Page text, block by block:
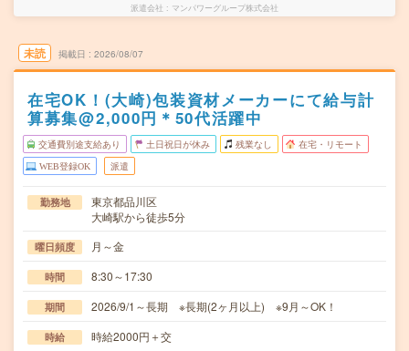
派遣会社 マンパワーグループ株式会社
未読 掲載日 2026/08/07
在宅OK！(大崎)包装資材メーカーにて給与計
算募集@2,000円＊50代活躍中
交通費別途支給あり 土日祝日が休み 残業なし 在宅・リモート
WEB登録OK 派遣
勤務地
東京都品川区
大崎駅から徒歩5分
曜日頻度 月～金
時間 8:30～17:30
期間 2026/9/1～長期 ※長期(2ヶ月以上) ※9月～OK！
時給 時給2000円＋交